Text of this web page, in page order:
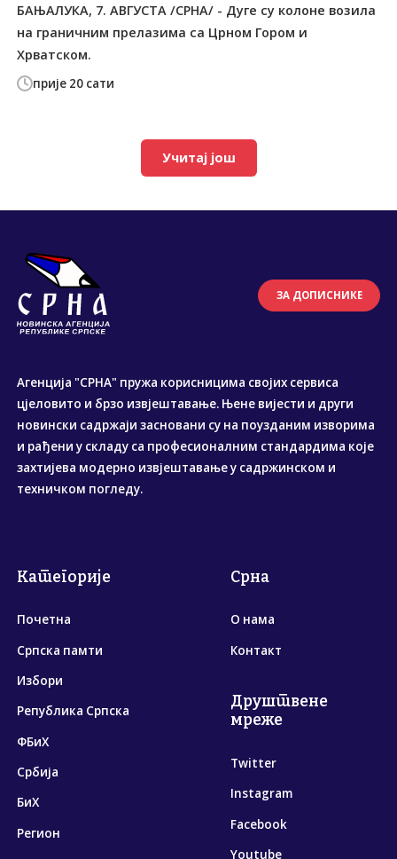
прије 20 сати
БАЊАЛУКА, 7. АВГУСТА /СРНА/ - Дуге су колоне возила
на граничним прелазима са Црном Гором и
Хрватском.
Учитај још
ЗА ДОПИСНИКЕ
Агенција "СРНА" пружа корисницима својих сервиса
цјеловито и брзо извјештавање. Њене вијести и други
новински садржаји засновани су на поузданим изворима
и рађени у складу са професионалним стандардима које
захтијева модерно извјештавање у садржинском и
техничком погледу.
Категорије
Почетна
Српска памти
Избори
Република Српска
ФБиХ
Србија
БиХ
Регион
Срна
О нама
Контакт
Друштвене
мреже
Twitter
Instagram
Facebook
Youtube